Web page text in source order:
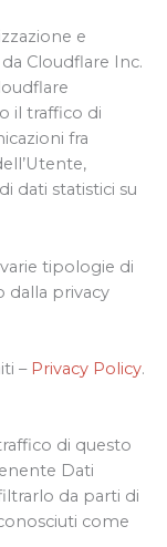
e
Cloudflare Inc.
il traffico di
fra
dati statistici su
tipologie di
dalla privacy
– Privacy Policy.
di questo
Dati
da parti di
come